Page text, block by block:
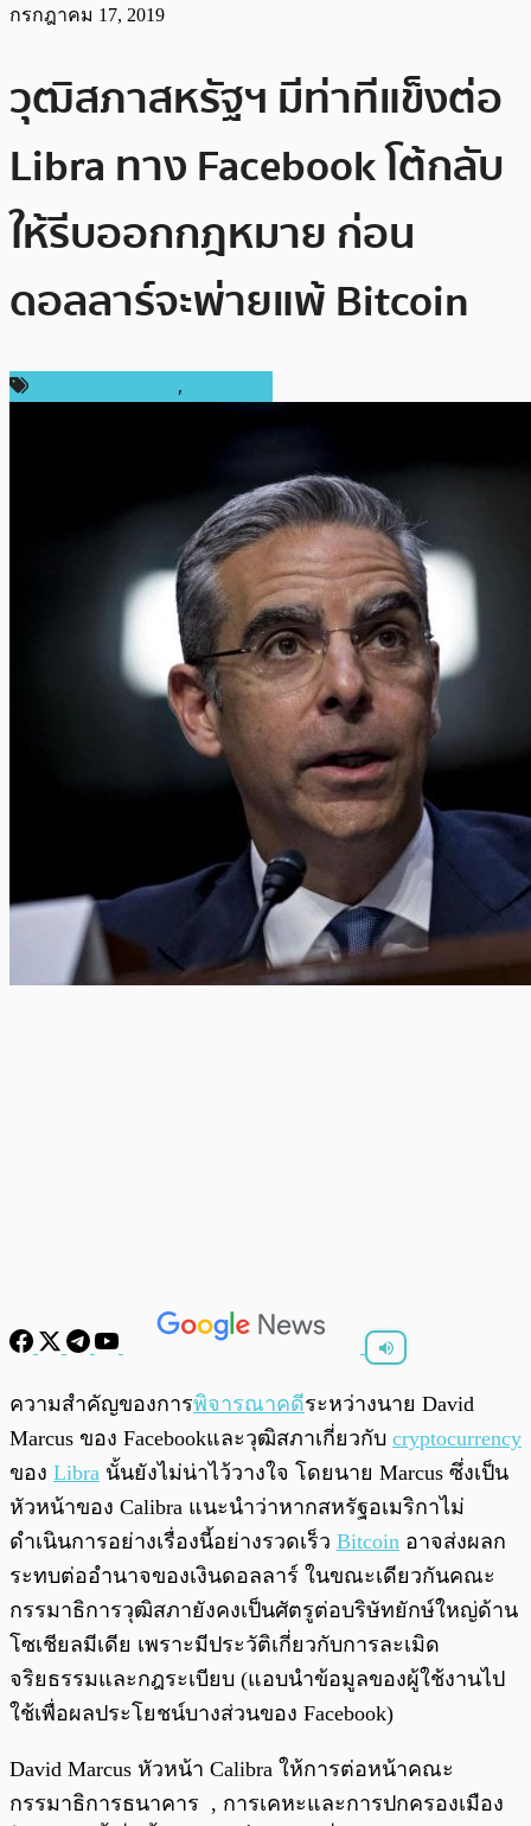
กรกฎาคม 17, 2019
วุฒิสภาสหรัฐฯ มีท่าทีแข็งต่อ
Libra ทาง Facebook โต้กลับ
ให้รีบออกกฎหมาย ก่อน
ดอลลาร์จะพ่ายแพ้ Bitcoin
,
พร้อมเล่น
ความสำคัญของการพิจารณาคดีระหว่างนาย David
Marcus ของ Facebookและวุฒิสภาเกี่ยวกับ cryptocurrency
ของ Libra นั้นยังไม่น่าไว้วางใจ โดยนาย Marcus ซึ่งเป็น
หัวหน้าของ Calibra แนะนำว่าหากสหรัฐอเมริกาไม่
ดำเนินการอย่างเรื่องนี้อย่างรวดเร็ว Bitcoin อาจส่งผลก
ระทบต่ออำนาจของเงินดอลลาร์ ในขณะเดียวกันคณะ
กรรมาธิการวุฒิสภายังคงเป็นศัตรูต่อบริษัทยักษ์ใหญ่ด้าน
โซเชียลมีเดีย เพราะมีประวัติเกี่ยวกับการละเมิด
จริยธรรมและกฎระเบียบ (แอบนำข้อมูลของผู้ใช้งานไป
ใช้เพื่อผลประโยชน์บางส่วนของ Facebook)
David Marcus หัวหน้า Calibra ให้การต่อหน้าคณะ
กรรมาธิการธนาคาร , การเคหะและการปกครองเมือง